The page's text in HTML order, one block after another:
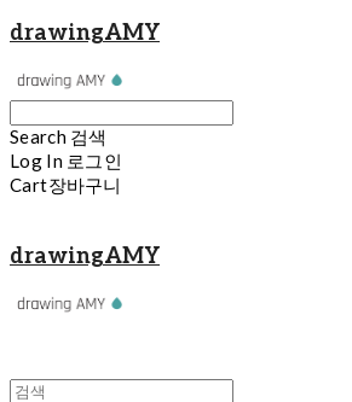
drawingAMY
Search 검색
Log In 로그인
Cart장바구니
drawingAMY